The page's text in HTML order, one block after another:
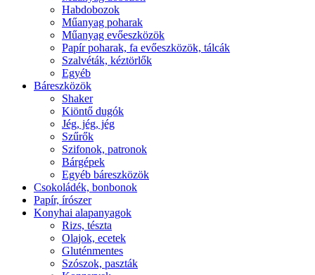
Habdobozok
Műanyag poharak
Műanyag evőeszközök
Papír poharak, fa evőeszközök, tálcák
Szalvéták, kéztörlők
Egyéb
Báreszközök
Shaker
Kiöntő dugók
Jég, jég, jég
Szűrők
Szifonok, patronok
Bárgépek
Egyéb báreszközök
Csokoládék, bonbonok
Papír, írószer
Konyhai alapanyagok
Rizs, tészta
Olajok, ecetek
Gluténmentes
Szószok, paszták